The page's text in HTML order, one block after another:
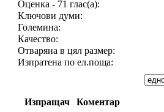
Оценка - 71 глас(а):
Ключови думи:
Големина:
Качество:
Отваряна в цял размер:
Изпратена по ел.поща:
Изпращач Коментар